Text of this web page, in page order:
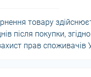
товару
після покупки,
прав споживачів